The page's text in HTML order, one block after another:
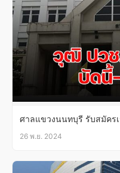
ศาลแขวงนนทบุรี รับสมัคร
26 พ.ย. 2024